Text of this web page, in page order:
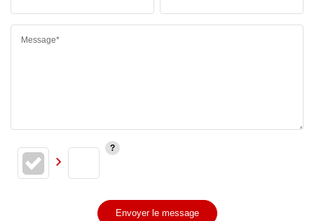
Message*
Envoyer le message